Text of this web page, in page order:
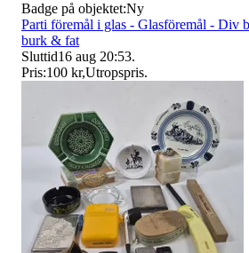
Badge på objektet:Ny
Parti föremål i glas - Glasföremål - Div
burk & fat
Sluttid16 aug 20:53.
Pris:100 kr,Utropspris.